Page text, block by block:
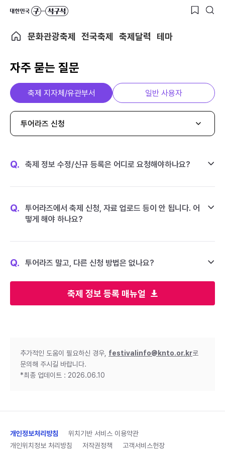
문화관광축제 전국축제 축제달력 테마
자주 묻는 질문
축제 정보 등록 매뉴얼
축제 지자체/유관부서 일반 사용자
투어라즈 신청
Q. 축제 정보 수정/신규 등록은 어디로 요청해야하나요?
Q.
투어라즈에서 축제 신청, 자료 업로드 등이 안 됩니다. 어
떻게 해야 하나요?
Q. 투어라즈 말고, 다른 신청 방법은 없나요?
추가적인 도움이 필요하신 경우, festivalinfo@knto.or.kr로
문의해 주시길 바랍니다.
*최종 업데이트 : 2026.06.10
개인정보처리방침
위치기반 서비스 이용약관
개인위치정보 처리방침
저작권정책 고객서비스헌장